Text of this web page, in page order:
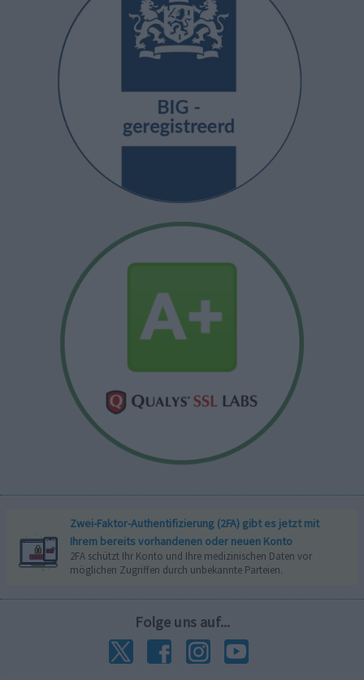
Zwei-Faktor-Authentifizierung (2FA) gibt es jetzt mit
Ihrem bereits vorhandenen oder neuen Konto
2FA schützt Ihr Konto und Ihre medizinischen Daten vor
möglichen Zugriffen durch unbekannte Parteien.
Folge uns auf...